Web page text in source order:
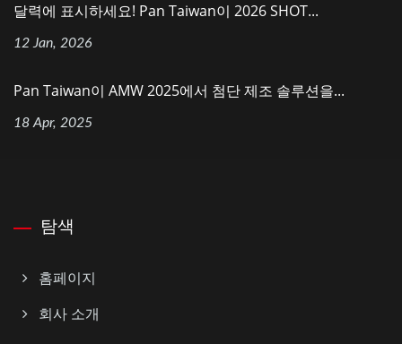
달력에 표시하세요! Pan Taiwan이 2026 SHOT...
12 Jan, 2026
Pan Taiwan이 AMW 2025에서 첨단 제조 솔루션을...
18 Apr, 2025
탐색
홈페이지
회사 소개